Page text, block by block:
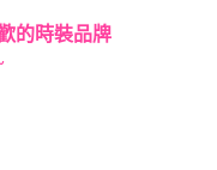
的時裝品牌